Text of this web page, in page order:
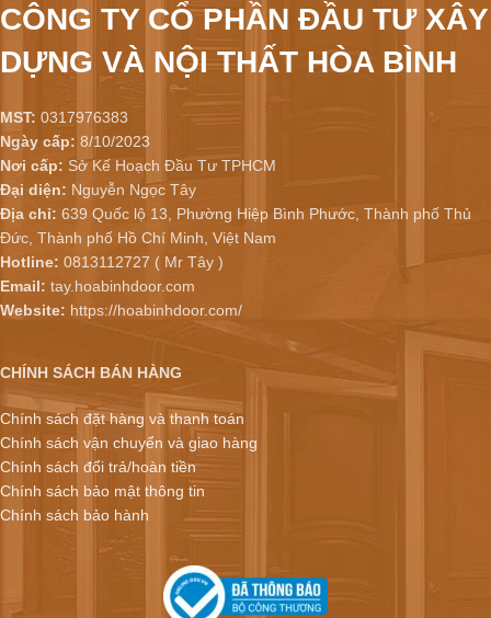
CÔNG TY CỔ PHẦN ĐẦU TƯ XÂY
DỰNG VÀ NỘI THẤT HÒA BÌNH
MST: 0317976383
Ngày cấp: 8/10/2023
Nơi cấp: Sở Kế Hoạch Đầu Tư TPHCM
Đại diện: Nguyễn Ngọc Tây
Địa chỉ: 639 Quốc lộ 13, Phường Hiệp Bình Phước, Thành phố Thủ
Đức, Thành phố Hồ Chí Minh, Việt Nam
Hotline: 0813112727 ( Mr Tây )
Email: tay.hoabinhdoor.com
Website: https://hoabinhdoor.com/
CHÍNH SÁCH BÁN HÀNG
Chính sách đặt hàng và thanh toán
Chính sách vận chuyển và giao hàng
Chính sách đổi trả/hoàn tiền
Chính sách bảo mật thông tin
Chính sách bảo hành